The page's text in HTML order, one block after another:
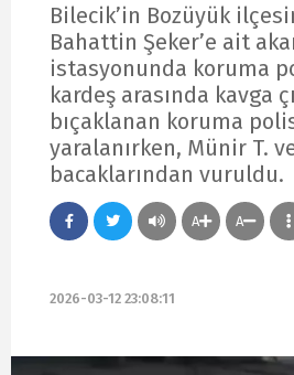
Bilecik’in Bozüyük
Bahattin Şeker’e ait
istasyonunda koruma
kardeş arasında kavga
bıçaklanan koruma
yaralanırken, Münir T.
bacaklarından vuruldu.
A A
2026-03-12 23:08:11